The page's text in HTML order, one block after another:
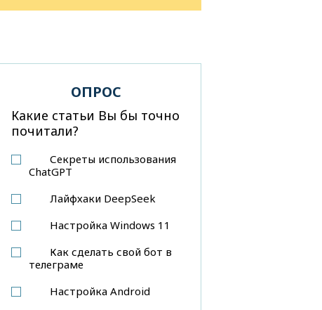
ОПРОС
Какие статьи Вы бы точно
почитали?
Секреты использования
ChatGPT
Лайфхаки DeepSeek
Настройка Windows 11
Как сделать свой бот в
телеграме
Настройка Android